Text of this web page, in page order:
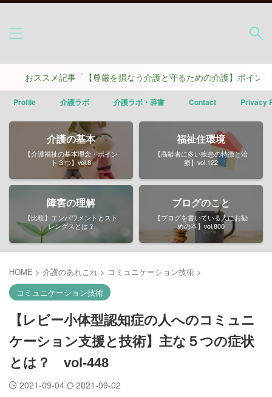
スメ記事「【尊厳を損なう介護と守るための介護】ポイントは４つ」
Profile 介護ラボ 介護ラボ・辞書 Contact Privacy
介護の基本
【介護福祉の基本理念・ポイン
ト３つ】vol.8
福祉住環境
【高齢者に多い疾患の特徴と治
療】vol.122
障害の理解
【比較】エンパワメントとスト
レングスとは？
ブログのこと
【ブログを書いている人にお勧
めの本】vol.800
HOME > 介護のあれこれ > コミュニケーション技術 >
コミュニケーション技術
【レビー小体型認知症の人へのコミュニ
ケーション支援と技術】主な５つの症状
とは？ vol-448
2021-09-04 2021-09-02